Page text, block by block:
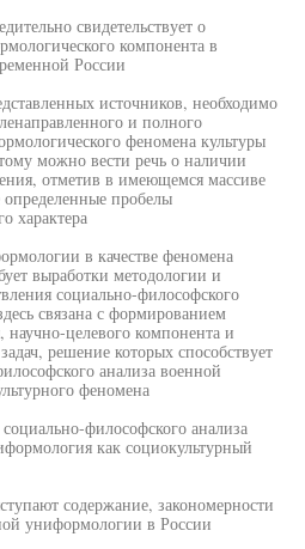
свидетельствует о
компонента в
России
источников, необходимо
и полного
феномена культуры
можно вести речь о наличии
отметив в имеющемся массиве
пробелы
характера
в качестве феномена
выработки методологии и
социально-философского
связана с формированием
целевого компонента и
решение которых способствует
анализа военной
феномена
философского анализа
как социокультурный
содержание, закономерности
униформологии в России